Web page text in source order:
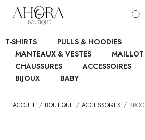
T-SHIRTS
PULLS & HOODIES
MANTEAUX & VESTES
CHAUSSURES
ACCESSOIRES
BIJOUX
BABY
ACCUEIL / BOUTIQUE / ACCESSOIRES /